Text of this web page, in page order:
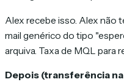
Alex recebe isso. Alex não
mail genérico do tipo
arquiva. Taxa de MQL para
Depois (transferência